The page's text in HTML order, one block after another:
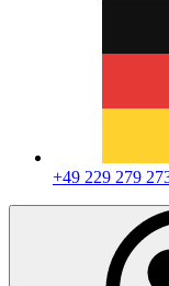
+49 229 279